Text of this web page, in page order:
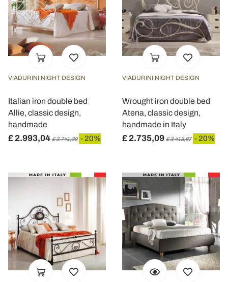
VIADURINI NIGHT DESIGN
Italian iron double bed
Allie, classic design,
handmade
£ 2.993,04 £ 3.741,30 - 20%
VIADURINI NIGHT DESIGN
Wrought iron double bed
Atena, classic design,
handmade in Italy
£ 2.735,09 £ 3.418,87 - 20%